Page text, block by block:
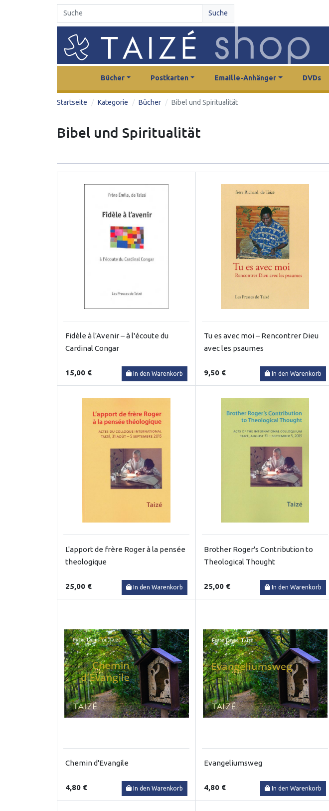
Suche
Bücher Postkarten Emaille-Anhänger DVDs
Startseite Kategorie Bücher Bibel und Spiritualität
Bibel und Spiritualität
Fidèle à l'Avenir – à l'écoute du
Cardinal Congar
15,00 € In den Warenkorb
Tu es avec moi – Rencontrer Dieu
avec les psaumes
9,50 € In den Warenkorb
L'apport de frère Roger à la pensée
theologique
25,00 € In den Warenkorb
Brother Roger's Contribution to
Theological Thought
25,00 € In den Warenkorb
Chemin d'Evangile
4,80 € In den Warenkorb
Evangeliumsweg
4,80 € In den Warenkorb